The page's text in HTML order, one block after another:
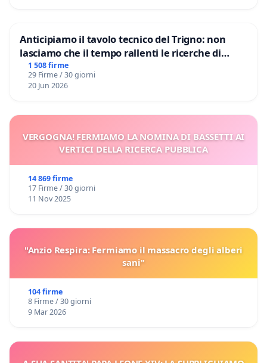
Anticipiamo il tavolo tecnico del Trigno: non
lasciamo che il tempo rallenti le ricerche di
Domenico Racanati
1 508 firme
29 Firme / 30 giorni
20 Jun 2026
VERGOGNA! FERMIAMO LA NOMINA DI BASSETTI AI
VERTICI DELLA RICERCA PUBBLICA
14 869 firme
17 Firme / 30 giorni
11 Nov 2025
"Anzio Respira: Fermiamo il massacro degli alberi
sani"
104 firme
8 Firme / 30 giorni
9 Mar 2026